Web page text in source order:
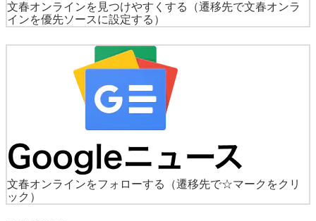
文春オンラインを見つけやすくする
（遷移先で文春オンラ
インを優先ソースに設定する）
文春オンラインをフォローする
（遷移先で☆マークをクリ
ック）